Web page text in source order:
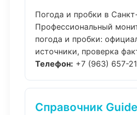
Погода и пробки в
Профессиональный
погода и пробки:
источники, проверка
Телефон: +7 (963) 657-
Справочник